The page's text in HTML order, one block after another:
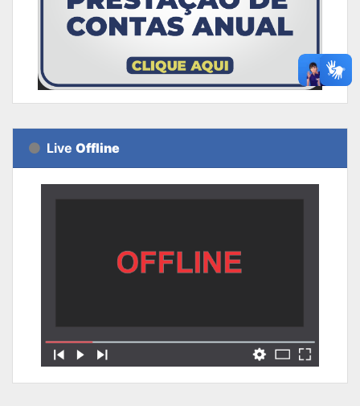
Live Offline